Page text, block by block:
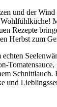
und der
Rezepte
Herbst zum
echten
Schnittlauch.
und